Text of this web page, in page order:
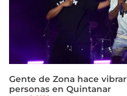
Gente de Zona hace
personas en Quintanar